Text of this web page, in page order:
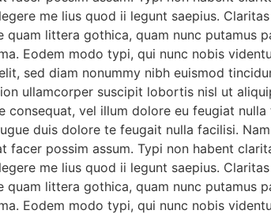
me lius quod ii legunt saepius.
littera gothica, quam nunc putamus
Eodem modo typi, qui nunc nobis
sed diam nonummy nibh euismod
ullamcorper suscipit lobortis nisl ut
vel illum dolore eu feugiat
duis dolore te feugait nulla facilisi.
possim assum. Typi non habent
me lius quod ii legunt saepius.
littera gothica, quam nunc putamus
Eodem modo typi, qui nunc nobis